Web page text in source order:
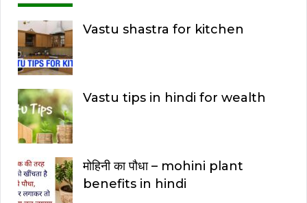
Vastu shastra for kitchen
Vastu tips in hindi for wealth
मोहिनी का पौधा – mohini plant
benefits in hindi